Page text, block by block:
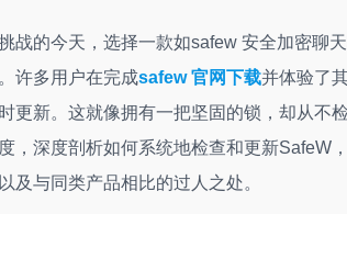
战的今天，选择一款如safew 安全加密聊
许多用户在完成safew 官网下载并体验了
更新。这就像拥有一把坚固的锁，却从不
，深度剖析如何系统地检查和更新SafeW
及与同类产品相比的过人之处。